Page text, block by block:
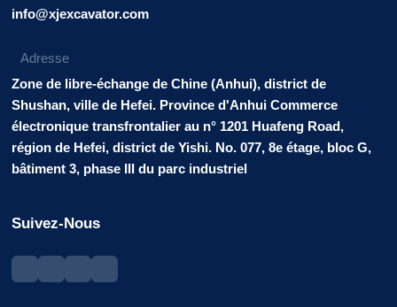
info@xjexcavator.com
Adresse
Zone de libre-échange de Chine (Anhui), district de
Shushan, ville de Hefei. Province d'Anhui Commerce
électronique transfrontalier au n° 1201 Huafeng Road,
région de Hefei, district de Yishi. No. 077, 8e étage, bloc G,
bâtiment 3, phase III du parc industriel
Suivez-Nous